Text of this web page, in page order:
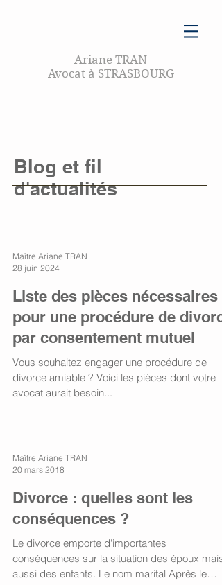
Ariane TRAN
Avocat à STRASBOURG
Blog et fil
d'actualités
Maître Ariane TRAN
28 juin 2024
Liste des pièces nécessaires
pour une procédure de
par consentement mutuel
Vous souhaitez engager une procédure de
divorce amiable ? Voici les pièces dont votre
avocat aurait besoin...
Maître Ariane TRAN
20 mars 2018
Divorce : quelles sont les
conséquences ?
Le divorce emporte d'importantes
conséquences sur la situation des époux mais
aussi des enfants. Le nom marital Après le